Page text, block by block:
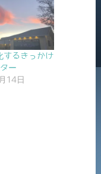
するきっかけ
ー
14日